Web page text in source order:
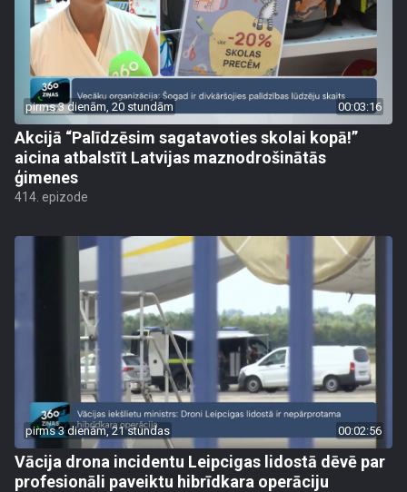
pirms 3 dienām, 20 stundām 00:03:16
Akcijā “Palīdzēsim sagatavoties skolai kopā!”
aicina atbalstīt Latvijas maznodrošinātās
ģimenes
414. epizode
pirms 3 dienām, 21 stundas 00:02:56
Vācija drona incidentu Leipcigas lidostā dēvē par
profesionāli paveiktu hibrīdkara operāciju